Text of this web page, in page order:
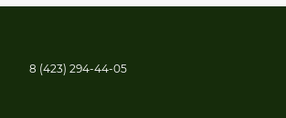
8 (423) 294-44-05